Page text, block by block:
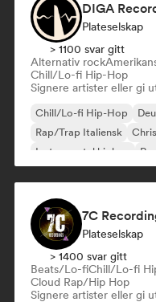
DIGA
Plateselskap
> 1100 svar gitt
Alternativ rock
Chill/Lo-fi Hip-Hop
Signere artister eller gi
Chill/Lo-fi Hip-Hop
Rap/Trap Italiensk
Instrumental hiphop
7C
Plateselskap
> 1400 svar gitt
Beats/Lo-fiChill/Lo-fi
Cloud Rap/Hip Hop
Signere artister eller gi